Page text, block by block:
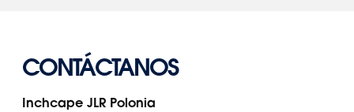
CONTÁCTANOS
Inchcape JLR Polonia